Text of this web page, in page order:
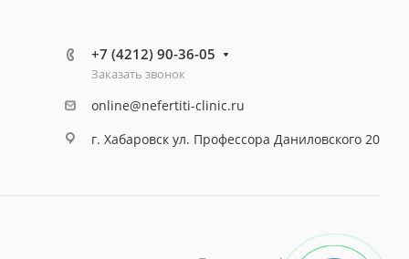
+7 (4212) 90-36-05
Заказать звонок
online@nefertiti-clinic.ru
г. Хабаровск ул. Профессора Даниловского 20